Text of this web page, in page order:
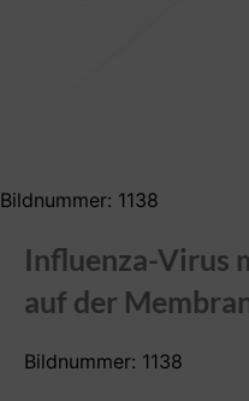
Bildnummer: 1138
Influenza-Virus
auf der
Bildnummer: 1138